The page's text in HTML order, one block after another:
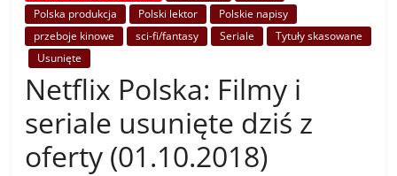
Polska produkcja
Polski lektor
Polskie napisy
przeboje kinowe
sci-fi/fantasy Seriale
Tytuły skasowane
Usunięte
Netflix Polska: Filmy i
seriale usunięte dziś z
oferty (01.10.2018)